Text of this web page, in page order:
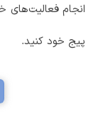
انجام فعالیت‌های
پیج خود کنید.